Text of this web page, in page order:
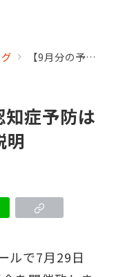
【9月分の予約受付】認知症予防はコレしかない‼️ズバリ説明
知症予防は
明
ルで7月29日